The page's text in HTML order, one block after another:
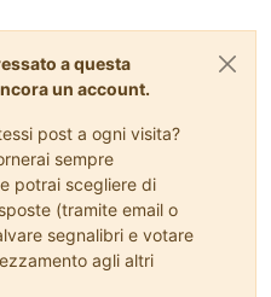
a questa
un account.
post a ogni visita?
sempre
potrai scegliere di
(tramite email o
segnalibri e votare
agli altri